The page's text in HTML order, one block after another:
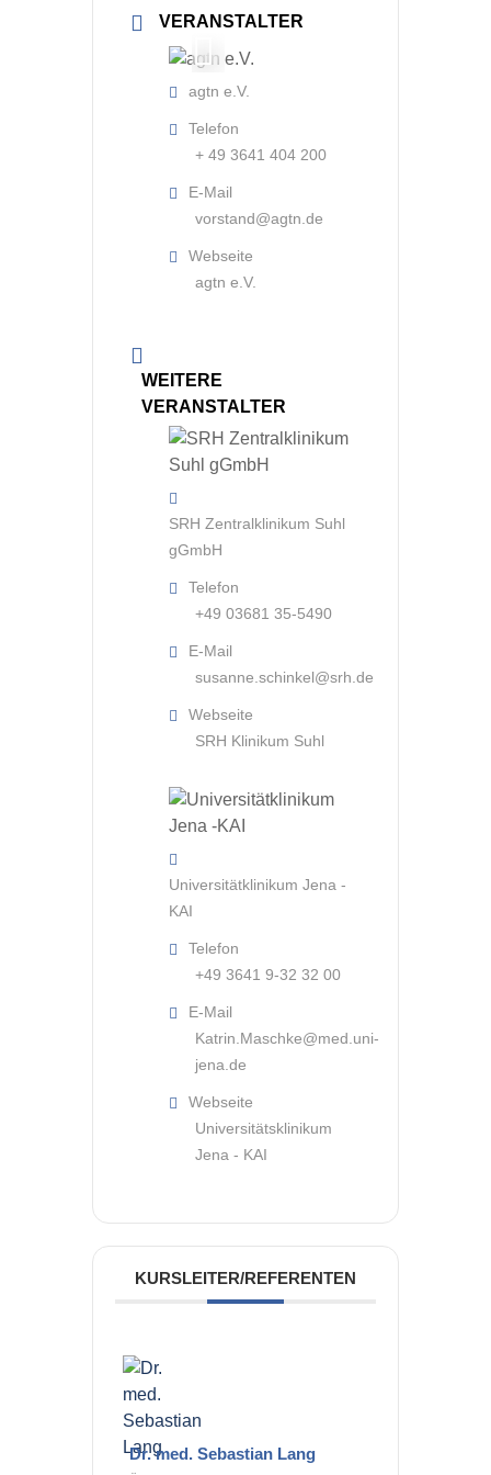
VERANSTALTER
agtn e.V.
Telefon
+ 49 3641 404 200
E-Mail
vorstand@agtn.de
Webseite
agtn e.V.
WEITERE
VERANSTALTER
SRH Zentralklinikum Suhl
gGmbH
Telefon
+49 03681 35-5490
E-Mail
susanne.schinkel@srh.de
Webseite
SRH Klinikum Suhl
Universitätklinikum Jena -
KAI
Telefon
+49 3641 9-32 32 00
E-Mail
Katrin.Maschke@med.uni-
jena.de
Webseite
Universitätsklinikum
Jena - KAI
KURSLEITER/REFERENTEN
Dr. med. Sebastian Lang